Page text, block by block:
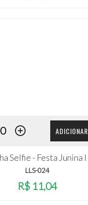
ADICIONAR
Selfie - Festa Junina I
LLS-024
R$ 11,04